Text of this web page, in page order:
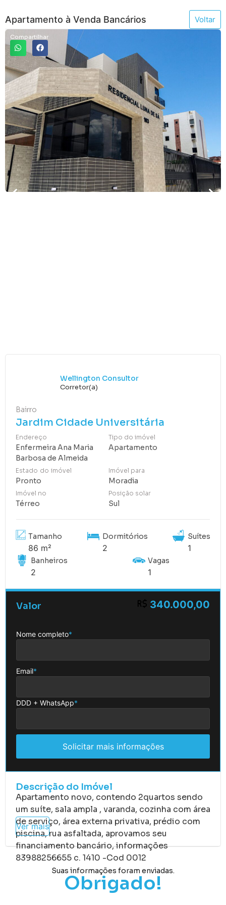
Apartamento à Venda Bancários Voltar
Compartilhar
Wellington Consultor
Corretor(a)
Bairro
Jardim Cidade Universitária
Endereço
Enfermeira Ana Maria
Barbosa de Almeida
Tipo do imóvel
Apartamento
Estado do imóvel
Pronto
Imóvel para
Moradia
Imóvel no
Térreo
Posição solar
Sul
Tamanho
86 m²
Dormitórios
2
Suítes
1
Banheiros
2
Vagas
1
Valor 340.000,00
Nome completo*
Email*
DDD + WhatsApp*
Solicitar mais informações
Descrição do Imóvel
Apartamento novo, contendo 2quartos sendo
um suíte, sala ampla , varanda, cozinha com área
de serviço, área externa privativa, prédio com
piscina, rua asfaltada, aprovamos seu
financiamento bancário, informações
83988256655 c. 1410 -Cod 0012
Ver mais
Suas informações foram enviadas.
Obrigado!